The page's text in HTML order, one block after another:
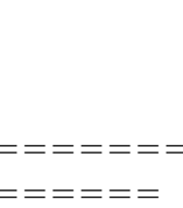
＝＝＝＝＝
＝＝＝＝＝